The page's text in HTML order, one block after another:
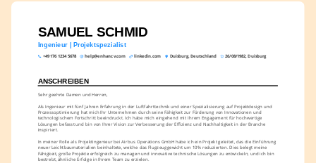
SAMUEL SCHMID
Ingenieur | Projektspezialist
+49 176 1234 5678 help@enhancv.com linkedin.com Duisburg, Deutschland 26/08/1982, Duisburg
ANSCHREIBEN
Sehr geehrte Damen und Herren,
Als Ingenieur mit fünf Jahren Erfahrung in der Luftfahrttechnik und einer Spezialisierung auf Projektdesign und
Prozessoptimierung hat mich Ihr Unternehmen durch seine Fähigkeit zur Förderung von Innovationen und
technologischem Fortschritt beeindruckt. Ich habe mich eingehend mit Ihrem Engagement für hochwertige
Lösungen befasst und bin von Ihrer Vision zur Verbesserung der Effizienz und Nachhaltigkeit in der Branche
inspiriert.
In meiner Rolle als Projektingenieur bei Airbus Operations GmbH habe ich ein Projekt geleitet, das die Einführung
neuer Leichtbaumaterialien beinhaltete, welche das Flugzeuggewicht um 10% reduzierten. Dies belegt meine
Fähigkeit, große Projekte erfolgreich zu managen und innovative technische Lösungen zu entwickeln, und ich bin
bestrebt, ähnliche Erfolge in Ihrem Team zu erzielen.
arbeitest und Probleme lösungsorientiert angehst.